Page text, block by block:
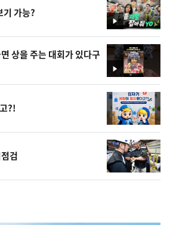
영
상
기 가능?
영
상
상을 주는 대회가 있다구
?!
검